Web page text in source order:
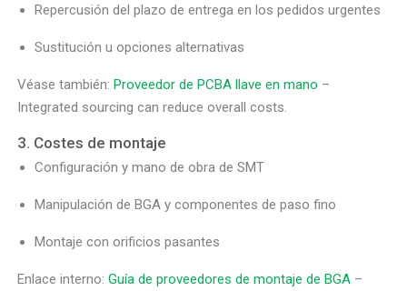
Repercusión del plazo de entrega en los pedidos urgentes
Sustitución u opciones alternativas
Véase también:Proveedor de PCBA llave en mano –
Integrated sourcing can reduce overall costs.
3. Costes de montaje
Configuración y mano de obra de SMT
Manipulación de BGA y componentes de paso fino
Montaje con orificios pasantes
Enlace interno:Guía de proveedores de montaje de BGA –